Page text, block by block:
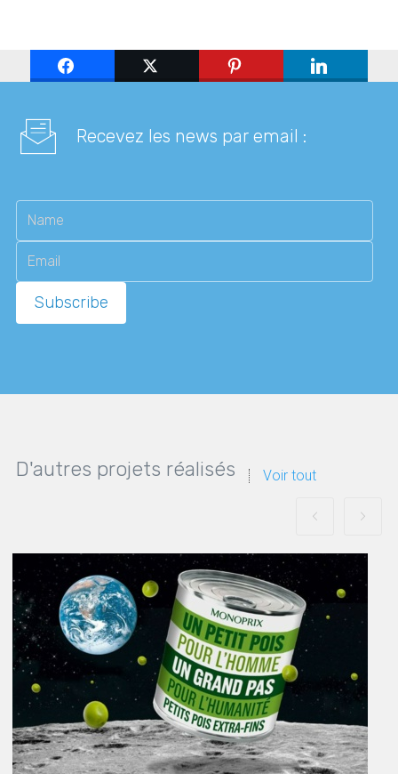
Recevez les news par email :
D'autres projets réalisés Voir tout